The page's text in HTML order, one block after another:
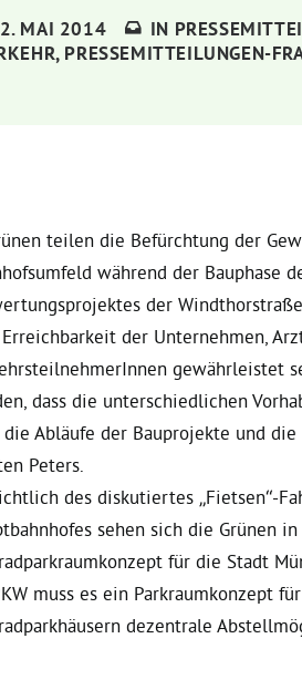
2. MAI 2014 IN
, PRESSEMITTEILUNGEN-
teilen die Befürchtung der
während der Bauphase
der Windthorstraße.
Erreichbarkeit der Unternehmen,
gewährleistet
dass die unterschiedlichen
die Abläufe der Bauprojekte und
Peters.
des diskutiertes „Fietsen“-
sehen sich die Grünen
für die Stadt
muss es ein Parkraumkonzept
dezentrale